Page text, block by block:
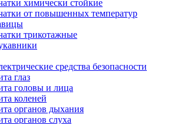
химически стойкие
от повышенных температур
трикотажные
средства безопасности
глаз
головы и лица
коленей
органов дыхания
органов слуха